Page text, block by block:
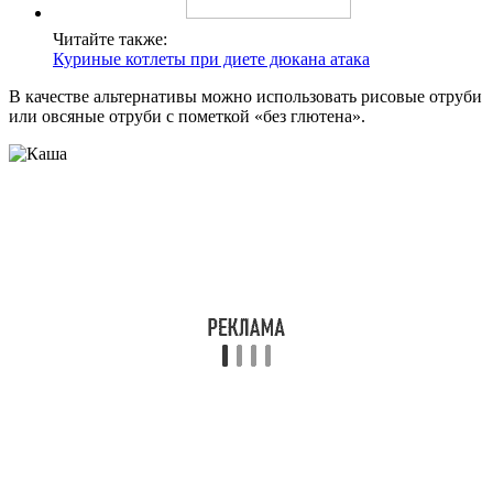
Читайте также:
Куриные котлеты при диете дюкана атака
В качестве альтернативы можно использовать рисовые отруби
или овсяные отруби с пометкой «без глютена».